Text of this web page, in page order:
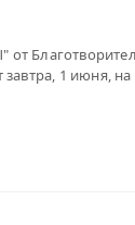
1 июня,